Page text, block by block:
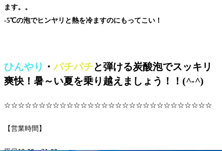
ます。。
-5℃の泡でヒンヤリと熱を冷ますのにもってこい！
ひんやり ・パチパチと弾ける炭酸泡でスッキリ
爽快！暑～い夏を乗り越えましょう！！(^-^)
☆☆☆☆☆☆☆☆☆☆☆☆☆☆☆☆☆☆☆☆☆☆☆☆☆☆☆☆☆☆
【営業時間】